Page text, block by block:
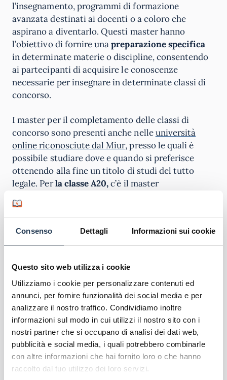
Consenso Dettagli Informazioni sui cookie
Questo sito web utilizza i cookie
Utilizziamo i cookie per personalizzare contenuti ed
annunci, per fornire funzionalità dei social media e per
analizzare il nostro traffico. Condividiamo inoltre
informazioni sul modo in cui utilizzi il nostro sito con i
nostri partner che si occupano di analisi dei dati web,
pubblicità e social media, i quali potrebbero combinarle
con altre informazioni che hai fornito loro o che hanno
raccolto dal tuo utilizzo dei loro servizi.
l’insegnamento, programmi di formazione
avanzata destinati ai docenti o a coloro che
aspirano a diventarlo. Questi master hanno
l’obiettivo di fornire unapreparazione specifica
in determinate materie o discipline, consentendo
ai partecipanti di acquisire le conoscenze
necessarie per insegnare in determinate classi di
concorso.
I master per il completamento delle classi di
concorso sono presenti anche nelleuniversità
online riconosciute dal Miur, presso le quali è
possibile studiare dove e quando si preferisce
ottenendo alla fine un titolo di studi del tutto
legale. Perla classe A20,c’è il master
L’insegnamento delle materie scientifiche negli
fisica.
livello, erogato interamente online, che dura un
anno accademico e offre 60 CFU. È rivolto a
insegnanti e futuri insegnanti che desiderano
accedere alle classi di concorso A-20 e A-26,
nonché a professionisti nel campo educativo con
competenze in materie scientifiche. Prevede
esami scritti e una prova finale, mirando a fornire
competenze avanzate per l’insegnamento di
matematica e fisica​.